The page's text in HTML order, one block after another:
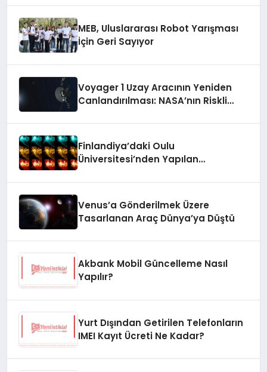
MEB, Uluslararası Robot Yarışması
İçin Geri Sayıyor
Voyager 1 Uzay Aracının Yeniden
Canlandırılması: NASA’nın Riskli
Kararı
Finlandiya’daki Oulu
Üniversitesi’nden Yapılan
12.350 Yılında Büyük Bir
Jeomanyetik Fırtına Yaşandı
Venus’a Gönderilmek Üzere
Tasarlanan Araç Dünya’ya Düştü
Akbank Mobil Güncelleme Nasıl
Yapılır?
Yurt Dışından Getirilen Telefonların
IMEI Kayıt Ücreti Ne Kadar?